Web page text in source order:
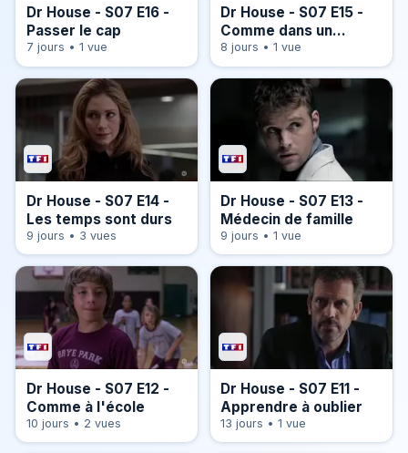
Dr House - S07 E16 -
Passer le cap
7 jours • 1 vue
Dr House - S07 E15 -
Comme dans un
mauvais film...
8 jours • 1 vue
Dr House - S07 E14 -
Les temps sont durs
9 jours • 3 vues
Dr House - S07 E13 -
Médecin de famille
9 jours • 1 vue
Dr House - S07 E12 -
Comme à l'école
10 jours • 2 vues
Dr House - S07 E11 -
Apprendre à oublier
13 jours • 1 vue